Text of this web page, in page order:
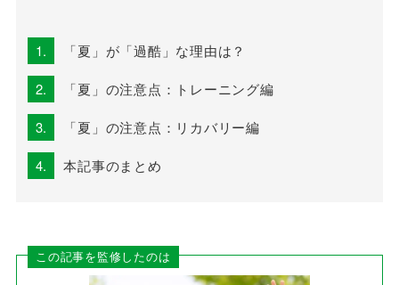
1. 「夏」が「過酷」な理由は？
2. 「夏」の注意点：トレーニング編
3. 「夏」の注意点：リカバリー編
4. 本記事のまとめ
この記事を監修したのは